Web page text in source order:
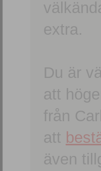
extra.
Du är
att
från
att
även